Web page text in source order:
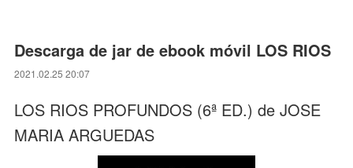
Descarga de jar de ebook móvil LOS RIOS
2021.02.25 20:07
LOS RIOS PROFUNDOS (6ª ED.) de JOSE
MARIA ARGUEDAS